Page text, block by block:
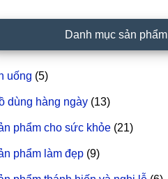
Danh mục sản phẩm
uống (5)
dùng hàng ngày (13)
phẩm cho sức khỏe (21)
phẩm làm đẹp (9)